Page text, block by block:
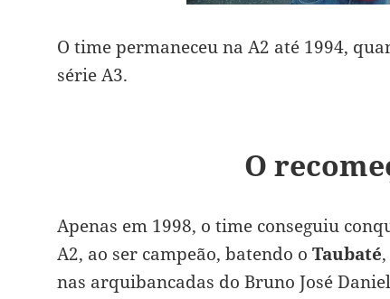
O time permaneceu na A2 até 1994,
série A3.
O
Apenas em 1998, o time conseguiu
A2, ao ser campeão, batendo o Taubaté
nas arquibancadas do Bruno José